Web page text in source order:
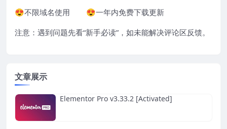
😍不限域名使用 😍一年内免费下载更新
注意：遇到问题先看“新手必读”，如未能解决评论区反馈。
文章展示
Elementor Pro v3.33.2 [Activated]